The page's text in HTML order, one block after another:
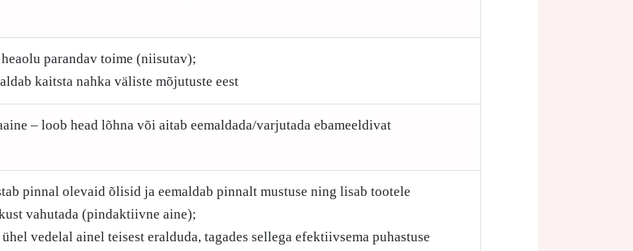
heaolu parandav toime (niisutav);
kaitsta nahka väliste mõjutuste eest
– loob head lõhna või aitab eemaldada/varjutada ebameeldivat
pinnal olevaid õlisid ja eemaldab pinnalt mustuse ning lisab tootele
vahutada (pindaktiivne aine);
ühel vedelal ainel teisest eralduda, tagades sellega efektiivsema puhastuse